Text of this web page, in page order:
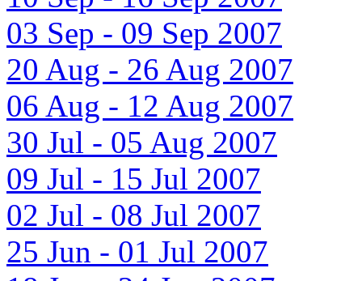
03 Sep - 09 Sep 2007
20 Aug - 26 Aug 2007
06 Aug - 12 Aug 2007
30 Jul - 05 Aug 2007
09 Jul - 15 Jul 2007
02 Jul - 08 Jul 2007
25 Jun - 01 Jul 2007